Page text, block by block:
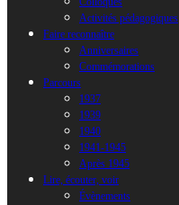
Activités pédagogiques
Faire reconnaître
Anniversaires
Commémorations
Parcours
1937
1939
1940
1941-1945
Après 1945
Lire, écouter, voir
Évènements